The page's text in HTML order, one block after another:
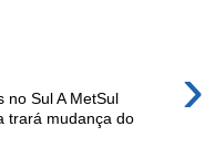
›
no Sul A MetSul
trará mudança do